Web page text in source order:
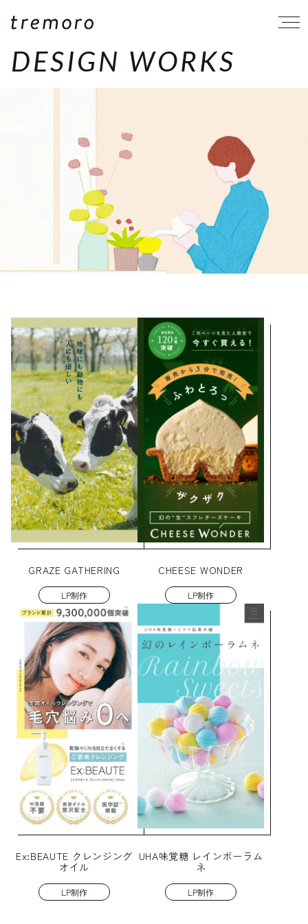
DESIGN WORKS
GRAZE GATHERING
LP制作
CHEESE WONDER
LP制作
Ex:BEAUTE クレンジング
オイル
LP制作
UHA味覚糖 レインボーラム
ネ
LP制作